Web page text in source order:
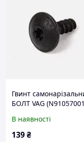
Гвинт
БОЛТ VAG
В наявності
139₴